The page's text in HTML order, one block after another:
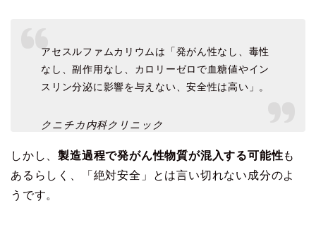
アセスルファムカリウムは「発がん性なし、毒性
なし、副作用なし、カロリーゼロで血糖値やイン
スリン分泌に影響を与えない、安全性は高い」。
クニチカ内科クリニック
しかし、製造過程で発がん性物質が混入する可能性も
あるらしく、「絶対安全」とは言い切れない成分のよ
うです。